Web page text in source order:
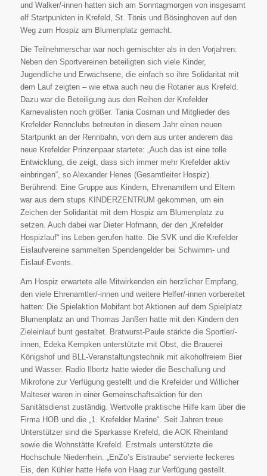
und Walker/-innen hatten sich am Sonntagmorgen von insgesamt
elf Startpunkten in Krefeld, St. Tönis und Bösinghoven auf den
Weg zum Hospiz am Blumenplatz gemacht.
Die Teilnehmerschar war noch gemischter als in den Vorjahren:
Neben den Sportvereinen beteiligten sich viele Kinder,
Jugendliche und Erwachsene, die einfach so ihre Solidarität mit
dem Lauf zeigten – wie etwa auch neu die Rotarier aus Krefeld.
Dazu war die Beteiligung aus den Reihen der Krefelder
Karnevalisten noch größer. Tania Cosman und Mitglieder des
Krefelder Rennclubs betreuten in diesem Jahr einen neuen
Startpunkt an der Rennbahn, von dem aus unter anderem das
neue Krefelder Prinzenpaar startete: „Auch das ist eine tolle
Entwicklung, die zeigt, dass sich immer mehr Krefelder aktiv
einbringen“, so Alexander Henes (Gesamtleiter Hospiz).
Berührend: Eine Gruppe aus Kindern, Ehrenamtlern und Eltern
war aus dem stups KINDERZENTRUM gekommen, um ein
Zeichen der Solidarität mit dem Hospiz am Blumenplatz zu
setzen. Auch dabei war Dieter Hofmann, der den „Krefelder
Hospizlauf“ ins Leben gerufen hatte. Die SVK und die Krefelder
Eislaufvereine sammelten Spendengelder bei Schwimm- und
Eislauf-Events.
Am Hospiz erwartete alle Mitwirkenden ein herzlicher Empfang,
den viele Ehrenamtler/-innen und weitere Helfer/-innen vorbereitet
hatten: Die Spielaktion Mobifant bot Aktionen auf dem Spielplatz
Blumenplatz an und Thomas Janßen hatte mit den Kindern den
Zieleinlauf bunt gestaltet. Bratwurst-Paule stärkte die Sportler/-
innen, Edeka Kempken unterstützte mit Obst, die Brauerei
Königshof und BLL-Veranstaltungstechnik mit alkoholfreiem Bier
und Wasser. Radio Ilbertz hatte wieder die Beschallung und
Mikrofone zur Verfügung gestellt und die Krefelder und Willicher
Malteser waren in einer Gemeinschaftsaktion für den
Sanitätsdienst zuständig. Wertvolle praktische Hilfe kam über die
Firma HOB und die „1. Krefelder Marine“. Seit Jahren treue
Unterstützer sind die Sparkasse Krefeld, die AOK Rheinland
sowie die Wohnstätte Krefeld. Erstmals unterstützte die
Hochschule Niederrhein. „EnZo’s Eistraube“ servierte leckeres
Eis, den Kühler hatte Hefe von Haag zur Verfügung gestellt.